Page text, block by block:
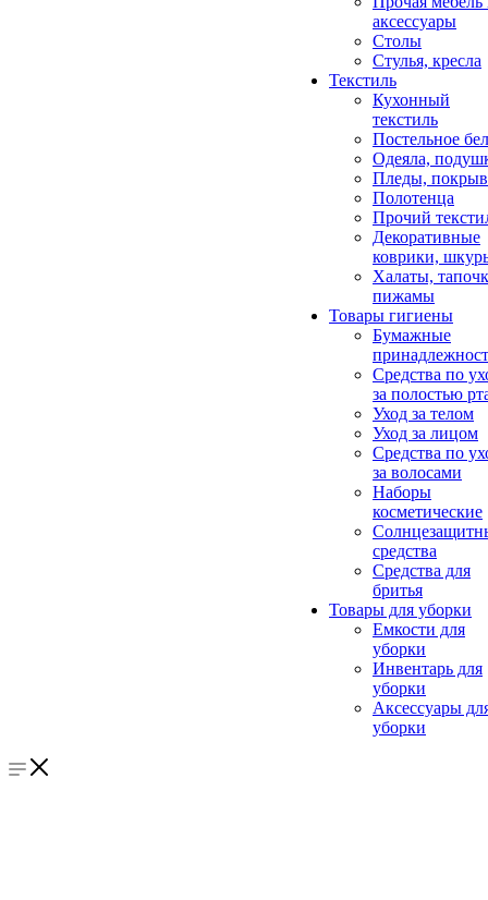
аксессуары
Столы
Стулья, кресла
Текстиль
Кухонный
текстиль
Постельное
Одеяла,
Пледы,
Полотенца
Прочий
Декоративные
коврики,
Халаты,
пижамы
Товары гигиены
Бумажные
Средства по
за полостью
Уход за телом
Уход за лицом
Средства по
за волосами
Наборы
косметические
средства
Средства для
бритья
Товары для уборки
Емкости для
уборки
Инвентарь для
уборки
Аксессуары
уборки